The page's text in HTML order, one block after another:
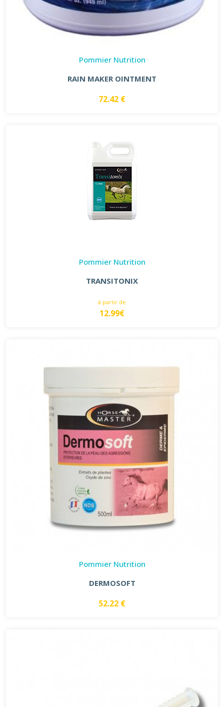
Pommier Nutrition
RAIN MAKER OINTMENT
72.42 €
Pommier Nutrition
TRANSITONIX
à partir de
12.99€
Pommier Nutrition
DERMOSOFT
52.22 €